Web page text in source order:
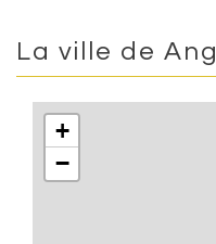
La ville de
+
−